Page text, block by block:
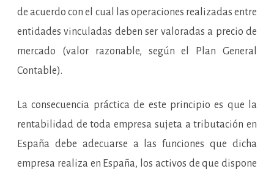
de acuerdo con el cual las operaciones realizadas entre
entidades vinculadas deben ser valoradas a precio de
mercado (valor razonable, según el Plan General
Contable).
La consecuencia práctica de este principio es que la
rentabilidad de toda empresa sujeta a tributación en
España debe adecuarse a las funciones que dicha
empresa realiza en España, los activos de que dispone